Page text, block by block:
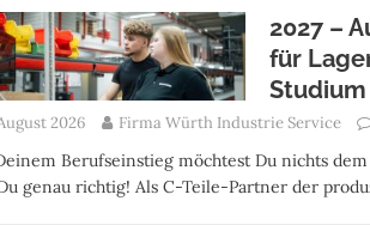
2027 –
für
2026 Firma Würth Industrie Service
Berufseinstieg möchtest Du nichts
genau richtig! Als C-Teile-Partner der